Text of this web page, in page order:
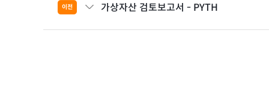
이전 가상자산 검토보고서 - PYTH